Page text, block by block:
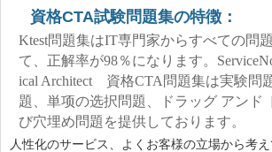
資格CTA試験問題集の特徴：
Ktest問題集はIT専門家からすべての問
て、正解率が98％になります。
ical Architect 資格CTA問題集は実験問
題、単项の选択問題、ドラッグ アンド
び穴埋め問題を提供しております。
人性化のサービス、よくお客様の立場から考